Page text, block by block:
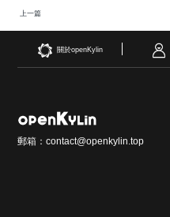
上一篇
關於openKylin
郵箱：contact@openkylin.top